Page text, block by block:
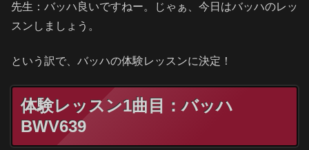
先生：バッハ良いですねー。じゃぁ、今日はバッハのレッ
スンしましょう。
という訳で、バッハの体験レッスンに決定！
体験レッスン1曲目：バッハ
BWV639